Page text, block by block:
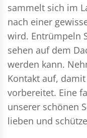
sammelt sich im
nach einer
wird. Entrümpeln
sehen auf dem
werden kann.
Kontakt auf,
vorbereitet. Eine
unserer schönen
lieben und